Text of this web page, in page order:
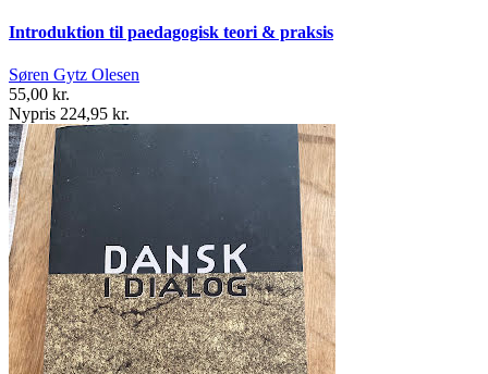
Introduktion til paedagogisk teori & praksis
Søren Gytz Olesen
55,00 kr.
Nypris 224,95 kr.